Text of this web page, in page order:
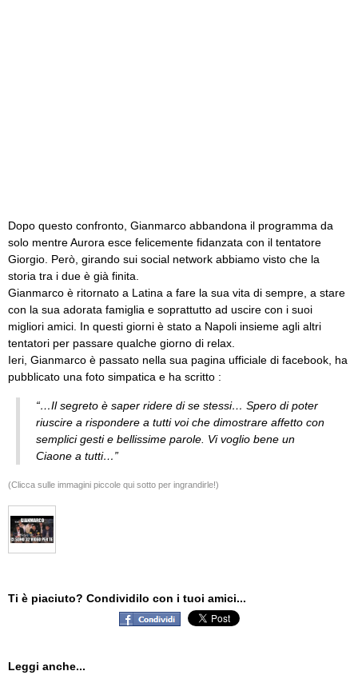
Dopo questo confronto, Gianmarco abbandona il programma da
solo mentre Aurora esce felicemente fidanzata con il tentatore
Giorgio. Però, girando sui social network abbiamo visto che la
storia tra i due è già finita.
Gianmarco è ritornato a Latina a fare la sua vita di sempre, a stare
con la sua adorata famiglia e soprattutto ad uscire con i suoi
migliori amici. In questi giorni è stato a Napoli insieme agli altri
tentatori per passare qualche giorno di relax.
Ieri, Gianmarco è passato nella sua pagina ufficiale di facebook, ha
pubblicato una foto simpatica e ha scritto :
“…Il segreto è saper ridere di se stessi… Spero di poter
riuscire a rispondere a tutti voi che dimostrare affetto con
semplici gesti e bellissime parole. Vi voglio bene un
Ciaone a tutti…”
(Clicca sulle immagini piccole qui sotto per ingrandirle!)
Ti è piaciuto? Condividilo con i tuoi amici...
Leggi anche...